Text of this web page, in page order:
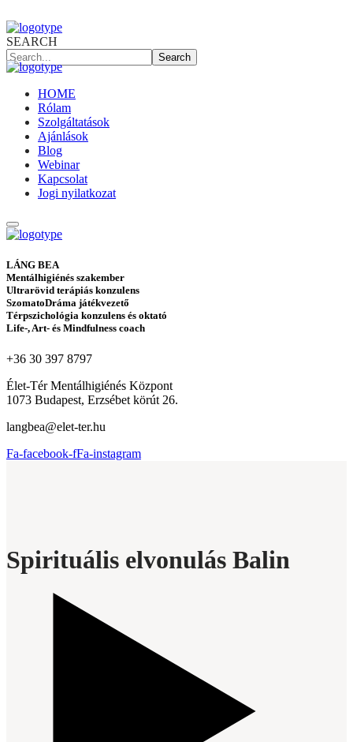
SEARCH
Search
HOME
Rólam
Szolgáltatások
Ajánlások
Blog
Webinar
Kapcsolat
Jogi nyilatkozat
LÁNG BEA
Mentálhigiénés szakember
Ultrarövid terápiás konzulens
SzomatoDráma játékvezető
Térpszichológia konzulens és oktató
Life-, Art- és Mindfulness coach
+36 30 397 8797
Élet-Tér Mentálhigiénés Központ
1073 Budapest, Erzsébet körút 26.
langbea@elet-ter.hu
Fa-facebook-fFa-instagram
Spirituális elvonulás Balin